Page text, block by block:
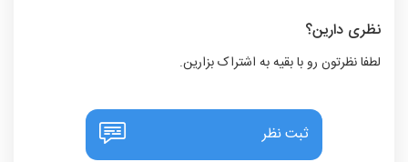
نظری دارین؟
لطفا نظرتون رو با بقیه به اشتراک بزارین.
ثبت نظر